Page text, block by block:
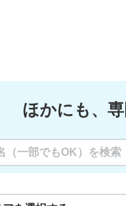
ほかにも、